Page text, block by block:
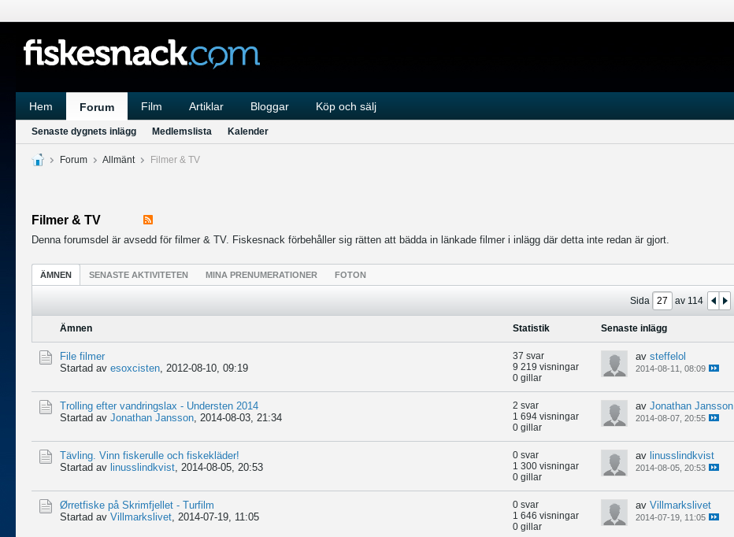
Hem Forum Film Artiklar Bloggar Köp och sälj
Senaste dygnets inlägg Medlemslista Kalender
Forum Allmänt Filmer & TV
Filmer & TV
Denna forumsdel är avsedd för filmer & TV. Fiskesnack förbehåller sig rätten att bädda in länkade filmer i inlägg där detta inte redan är gjort.
ÄMNEN SENASTE AKTIVITETEN MINA PRENUMERATIONER FOTON
Sida av 114
Ämnen Statistik Senaste inlägg
File filmer
Startad av esoxcisten, 2012-08-10, 09:19
37 svar
9 219 visningar
0 gillar
av steffelol
2014-08-11, 08:09
Trolling efter vandringslax - Understen 2014
Startad av Jonathan Jansson, 2014-08-03, 21:34
2 svar
1 694 visningar
0 gillar
av Jonathan Jansson
2014-08-07, 20:55
Tävling. Vinn fiskerulle och fiskekläder!
Startad av linusslindkvist, 2014-08-05, 20:53
0 svar
1 300 visningar
0 gillar
av linusslindkvist
2014-08-05, 20:53
Ørretfiske på Skrimfjellet - Turfilm
Startad av Villmarkslivet, 2014-07-19, 11:05
0 svar
1 646 visningar
0 gillar
av Villmarkslivet
2014-07-19, 11:05